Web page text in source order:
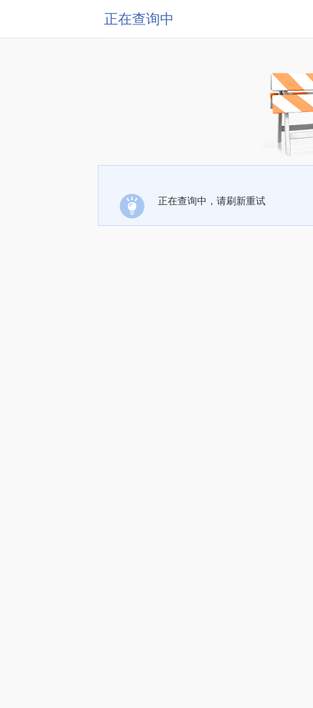
正在查询中
正在查询中，请刷新重试